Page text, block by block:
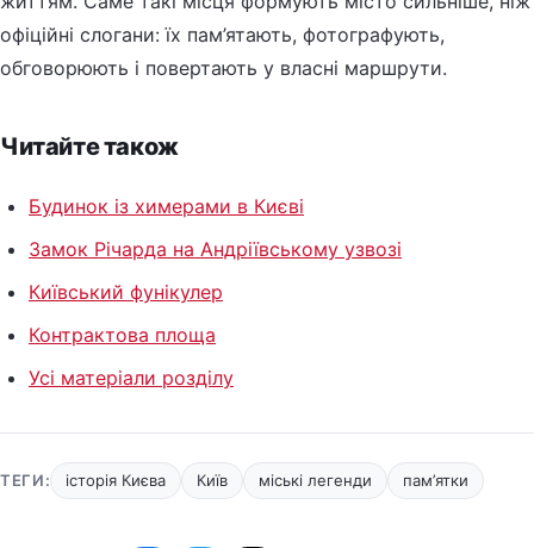
офіційні слогани: їх пам’ятають, фотографують,
обговорюють і повертають у власні маршрути.
Читайте також
Будинок із химерами в Києві
Замок Річарда на Андріївському узвозі
Київський фунікулер
Контрактова площа
Усі матеріали розділу
ТЕГИ: історія Києва Київ міські легенди пам’ятки